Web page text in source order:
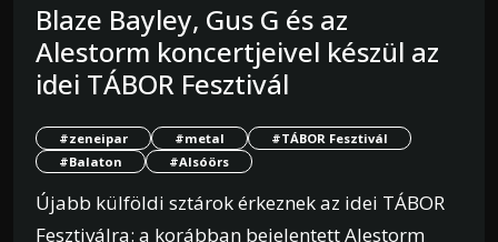
Blaze Bayley, Gus G és az
Alestorm koncertjeivel készül az
idei TÁBOR Fesztivál
#zeneipar #metal
#TÁBOR Fesztivál
#Balaton
#Alsóörs
Újabb külföldi sztárok érkeznek az idei TÁBOR
Fesztiválra: a korábban bejelentett Alestorm